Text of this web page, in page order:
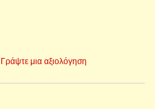
Γράψτε μια αξιολόγηση